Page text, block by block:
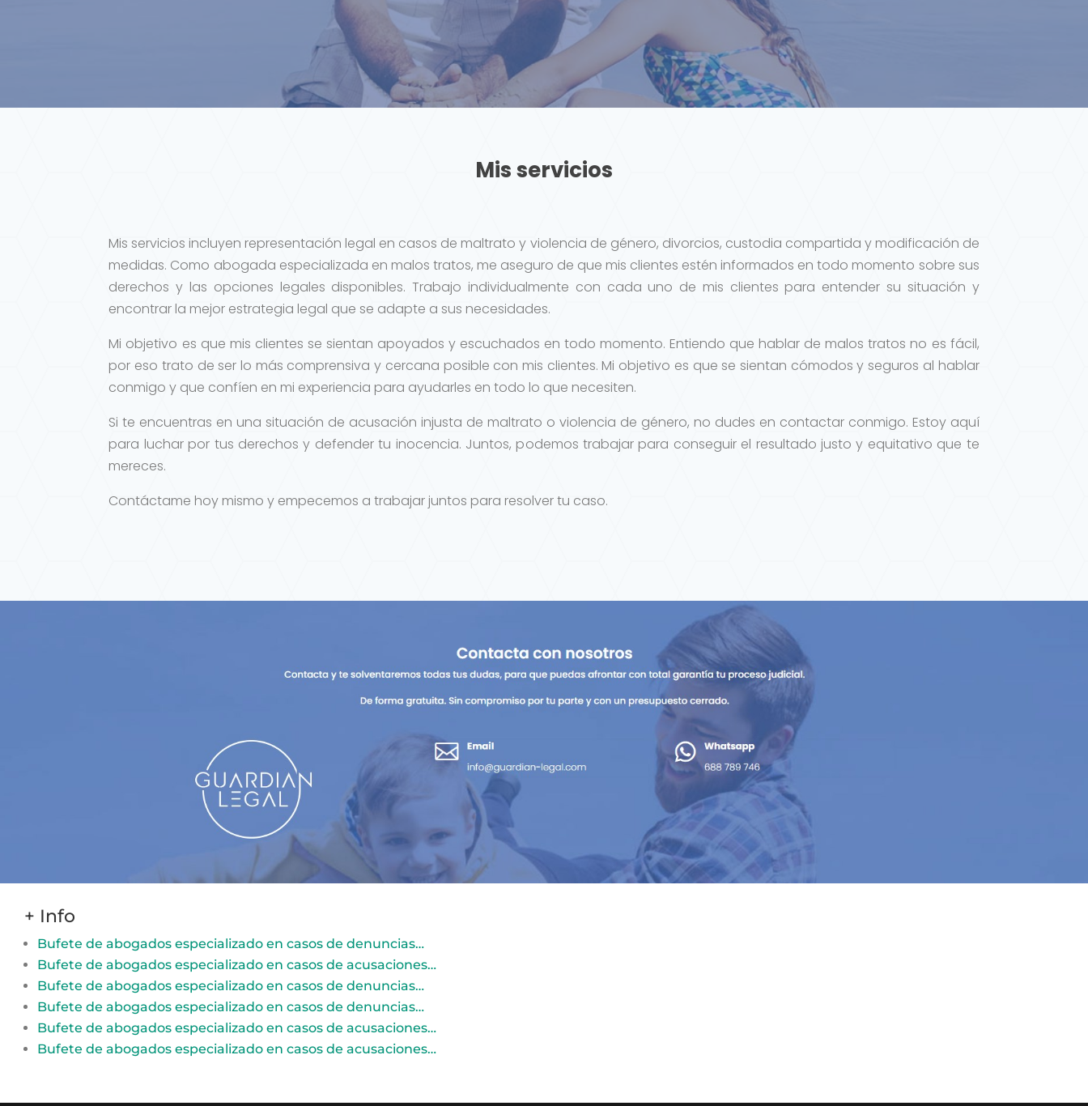
Mis servicios
Mis servicios incluyen representación legal en casos de maltrato y violencia de género, divorcios, custodia compartida y modificación de
medidas. Como abogada especializada en malos tratos, me aseguro de que mis clientes estén informados en todo momento sobre sus
derechos y las opciones legales disponibles. Trabajo individualmente con cada uno de mis clientes para entender su situación y
encontrar la mejor estrategia legal que se adapte a sus necesidades.
Mi objetivo es que mis clientes se sientan apoyados y escuchados en todo momento. Entiendo que hablar de malos tratos no es fácil,
por eso trato de ser lo más comprensiva y cercana posible con mis clientes. Mi objetivo es que se sientan cómodos y seguros al hablar
conmigo y que confíen en mi experiencia para ayudarles en todo lo que necesiten.
Si te encuentras en una situación de acusación injusta de maltrato o violencia de género, no dudes en contactar conmigo. Estoy aquí
para luchar por tus derechos y defender tu inocencia. Juntos, podemos trabajar para conseguir el resultado justo y equitativo que te
mereces.
Contáctame hoy mismo y empecemos a trabajar juntos para resolver tu caso.
+ Info
Bufete de abogados especializado en casos de denuncias…
Bufete de abogados especializado en casos de acusaciones…
Bufete de abogados especializado en casos de denuncias…
Bufete de abogados especializado en casos de denuncias…
Bufete de abogados especializado en casos de acusaciones…
Bufete de abogados especializado en casos de acusaciones…